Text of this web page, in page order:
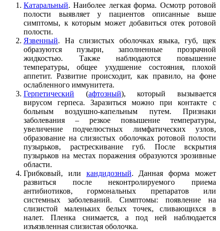
Катаральный. Наиболее легкая форма. Осмотр ротовой
полости выявляет у пациентов описанные выше
симптомы, к которым может добавиться отек ротовой
полости.
Язвенный. На слизистых оболочках языка, губ, щек
образуются пузыри, заполненные прозрачной
жидкостью. Также наблюдаются повышение
температуры, общее ухудшение состояния, плохой
аппетит. Развитие происходит, как правило, на фоне
ослабленного иммунитета.
Герпетический (афтозный), который вызывается
вирусом герпеса. Заразиться можно при контакте с
больным воздушно-капельным путем. Признаки
заболевания – резкое повышение температуры,
увеличение подчелюстных лимфатических узлов,
образование на слизистых оболочках ротовой полости
пузырьков, растрескивание губ. После вскрытия
пузырьков на местах поражения образуются эрозивные
области.
Грибковый, или кандидозный. Данная форма может
развиться после неконтролируемого приема
антибиотиков, гормональных препаратов или
системных заболеваний. Симптомы: появление на
слизистой маленьких белых точек, сливающихся в
налет. Пленка снимается, а под ней наблюдается
изъязвленная слизистая оболочка.